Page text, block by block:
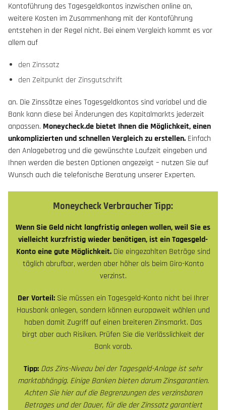
Kontoführung des Tagesgeldkontos inzwischen online an,
weitere Kosten im Zusammenhang mit der Kontoführung
entstehen in der Regel nicht. Bei einem Vergleich kommt es vor
allem auf
den Zinssatz
den Zeitpunkt der Zinsgutschrift
an. Die Zinssätze eines Tagesgeldkontos sind variabel und die
Bank kann diese bei Änderungen des Kapitalmarkts jederzeit
anpassen. Moneycheck.de bietet Ihnen die Möglichkeit, einen
unkomplizierten und schnellen Vergleich zu erstellen. Einfach
den Anlagebetrag und die gewünschte Laufzeit eingeben und
Ihnen werden die besten Optionen angezeigt – nutzen Sie auf
Wunsch auch die telefonische Beratung unserer Experten.
Moneycheck Verbraucher Tipp:
Wenn Sie Geld nicht langfristig anlegen wollen, weil Sie es
vielleicht kurzfristig wieder benötigen, ist ein Tagesgeld-
Konto eine gute Möglichkeit.Die eingezahlten Beträge sind
täglich abrufbar, werden aber höher als beim Giro-Konto
verzinst.
Der Vorteil: Sie müssen ein Tagesgeld-Konto nicht bei Ihrer
Hausbank anlegen, sondern können europaweit wählen und
haben damit Zugriff auf einen breiteren Zinsmarkt. Das
birgt aber auch Risiken. Prüfen Sie die Verlässlichkeit der
Bank vorab.
Tipp: Das Zins-Niveau bei der Tagesgeld-Anlage ist sehr
marktabhängig. Einige Banken bieten darum Zinsgarantien.
Achten Sie hier auf die Begrenzungen des verzinsbaren
Betrages und der Dauer, für die der Zinssatz garantiert